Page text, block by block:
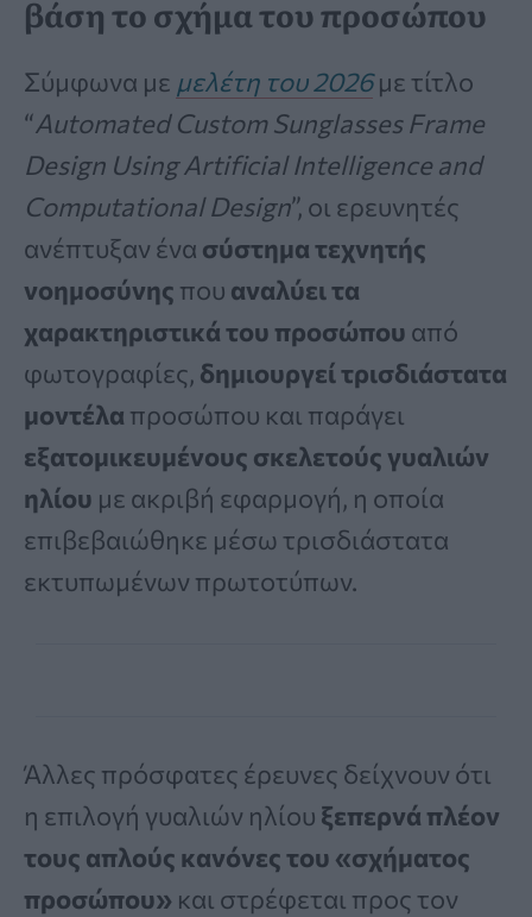
βάση το σχήμα του προσώπου
Σύμφωνα με μελέτη του 2026με τίτλο
“Automated Custom Sunglasses Frame
Design Using Artificial Intelligence and
Computational Design”, οι ερευνητές
ανέπτυξαν ένα σύστημα τεχνητής
νοημοσύνης που αναλύει τα
χαρακτηριστικά του προσώπου από
φωτογραφίες, δημιουργεί τρισδιάστατα
μοντέλα προσώπου και παράγει
εξατομικευμένους σκελετούς γυαλιών
ηλίου με ακριβή εφαρμογή, η οποία
επιβεβαιώθηκε μέσω τρισδιάστατα
εκτυπωμένων πρωτοτύπων.
Άλλες πρόσφατες έρευνες δείχνουν ότι
η επιλογή γυαλιών ηλίου ξεπερνά πλέον
τους απλούς κανόνες του «σχήματος
προσώπου» και στρέφεται προς τον